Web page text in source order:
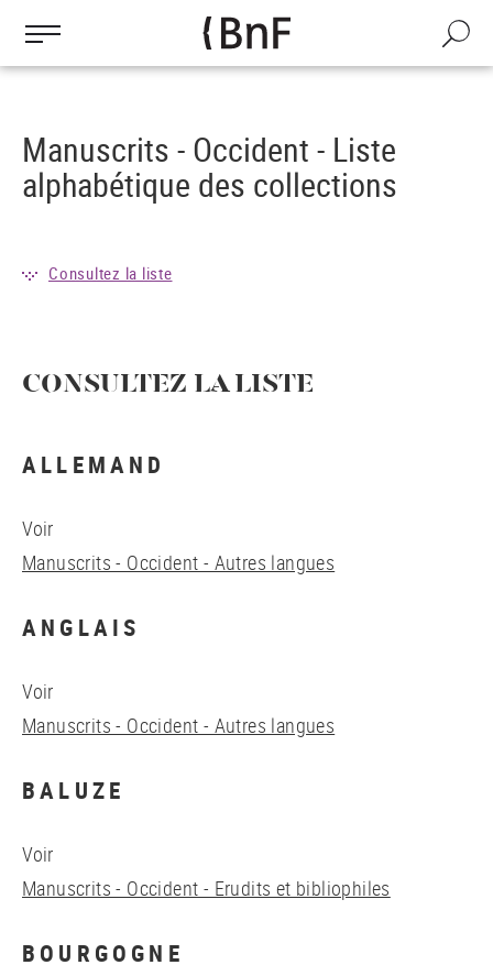
contenu
Recherche
Manuscrits - Occident - Liste
alphabétique des collections
Consultez la liste
CONSULTEZ LA LISTE
ALLEMAND
Voir
Manuscrits - Occident - Autres langues
ANGLAIS
Voir
Manuscrits - Occident - Autres langues
BALUZE
Voir
Manuscrits - Occident - Erudits et bibliophiles
BOURGOGNE